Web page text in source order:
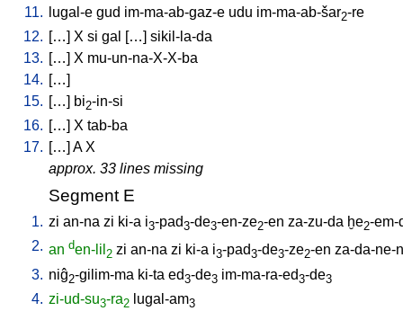
11.
lugal-e gud im-ma-ab-gaz-e udu im-ma-ab-šar2-re
12. […] X si gal […] sikil-la-da
13. […] X mu-un-na-X-X-ba
14. […]
15. […] bi2-in-si
16. […] X tab-ba
17. […] A X
approx. 33 lines missing
Segment E
1. zi an-na zi ki-a i3-pad3-de3-en-ze2-en za-zu-da ḫe2-em-
2. an den-lil 2 zi an-na zi ki-a i3-pad3-de3-ze2-en za-da-ne-
3. niĝ2-gilim-ma ki-ta ed3-de3 im-ma-ra-ed3-de3
4. zi-ud-su3-ra2 lugal-am3